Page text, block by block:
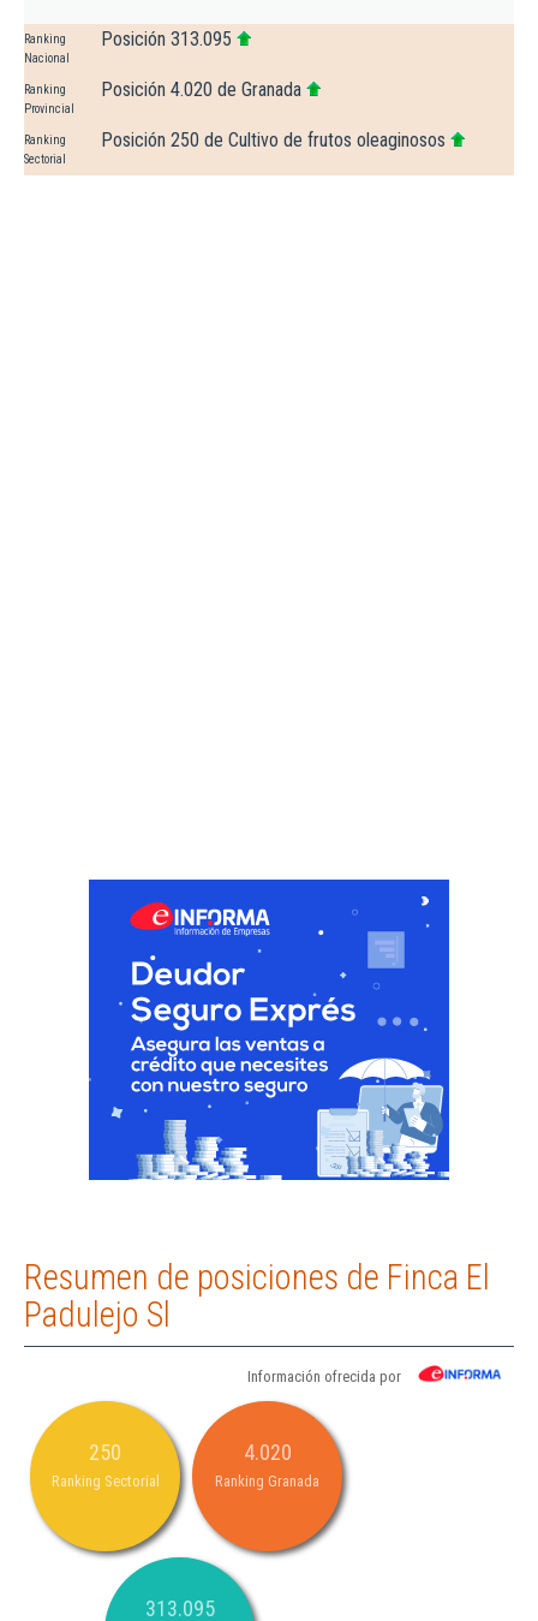
Ranking
Nacional
Posición 313.095
Ranking
Provincial
Posición 4.020 de Granada
Ranking
Sectorial
Posición 250 de Cultivo de frutos oleaginosos
Resumen de posiciones de Finca El
Padulejo Sl
Información ofrecida por
250
Ranking Sectorial
4.020
Ranking Granada
313.095